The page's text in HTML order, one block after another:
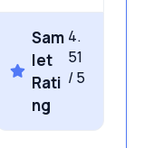
Sam
let
Rati
ng
4.
51
/ 5